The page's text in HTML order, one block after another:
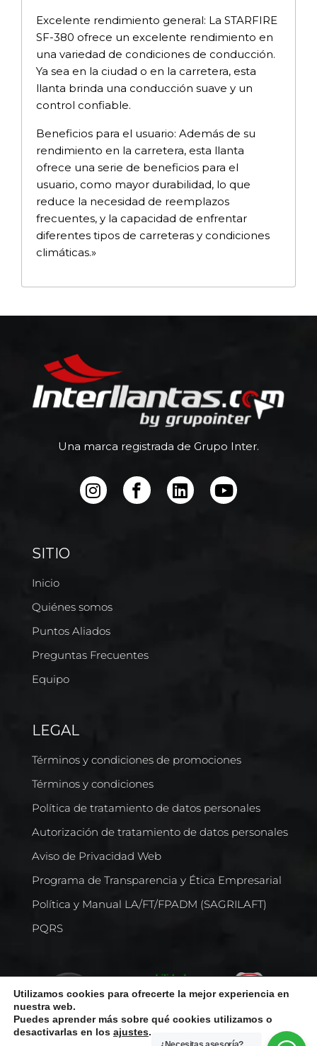
Excelente rendimiento general: La STARFIRE
SF-380 ofrece un excelente rendimiento en
una variedad de condiciones de conducción.
Ya sea en la ciudad o en la carretera, esta
llanta brinda una conducción suave y un
control confiable.
Beneficios para el usuario: Además de su
rendimiento en la carretera, esta llanta
ofrece una serie de beneficios para el
usuario, como mayor durabilidad, lo que
reduce la necesidad de reemplazos
frecuentes, y la capacidad de enfrentar
diferentes tipos de carreteras y condiciones
climáticas.»
Una marca registrada de Grupo Inter.
SITIO
Inicio
Quiénes somos
Puntos Aliados
Preguntas Frecuentes
Equipo
LEGAL
Términos y condiciones de promociones
Términos y condiciones
Política de tratamiento de datos personales
Autorización de tratamiento de datos personales
Aviso de Privacidad Web
Programa de Transparencia y Ética Empresarial
Política y Manual LA/FT/FPADM (SAGRILAFT)
PQRS
Utilizamos cookies para ofrecerte la mejor experiencia en
nuestra web.
Puedes aprender más sobre qué cookies utilizamos o
desactivarlas en los ajustes.